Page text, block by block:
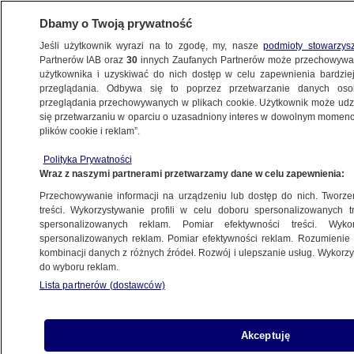
BIZNES
ZE ŚWIATA
Donalda Trumpa
10.07.2025, 09:02
Udostępnij
Dbamy o Twoją prywatność
Jeśli użytkownik wyrazi na to zgodę, my, naszepodmioty
Partnerów IAB oraz30 innych Zaufanych Partnerów może
użytkownika i uzyskiwać do nich dostęp w celu zapewnienia
przeglądania. Odbywa się to poprzez przetwarzanie danych
przeglądania przechowywanych w plikach cookie. Użytkownik może
się przetwarzaniu w oparciu o uzasadniony interes w dowolnym
plików cookie i reklam”.
Polityka Prywatności
Wraz z naszymi partnerami przetwarzamy dane w celu zapewnienia:
Przechowywanie informacji na urządzeniu lub dostęp do nich.
treści. Wykorzystywanie profili w celu doboru spersonalizowanych
spersonalizowanych reklam. Pomiar efektywności treści.
spersonalizowanych reklam. Pomiar efektywności reklam.
kombinacji danych z różnych źródeł. Rozwój i ulepszanie usług.
do wyboru reklam.
Lista partnerów (dostawców)
Akceptuję